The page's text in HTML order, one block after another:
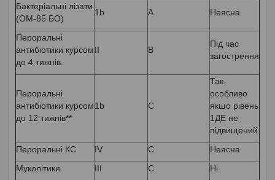
Бактеріальні лізати
(ОМ-85 БО)
1b А Неясна
Пероральні
антибіотики курсом
до 4 тижнів.
II В
Під час
загострення
Пероральні
антибіотики курсом
до 12 тижнів**
1b С
Так,
особливо
якщо рівень
1ДЕ не
підвищений
Пероральні КС
IV С
Неясна
Муколітики
III С
Ні